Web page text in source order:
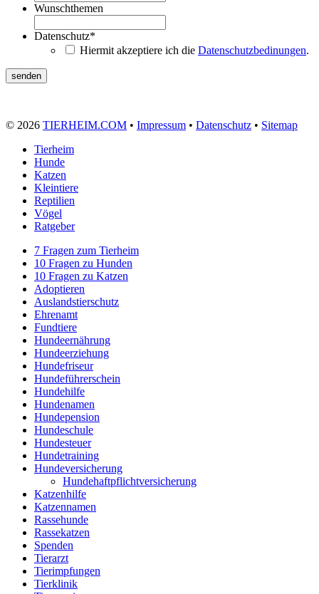
Wunschthemen
Datenschutz*
Hiermit akzeptiere ich die Datenschutzbedinungen.
© 2026 TIERHEIM.COM • Impressum • Datenschutz • Sitemap
Tierheim
Hunde
Katzen
Kleintiere
Reptilien
Vögel
Ratgeber
7 Fragen zum Tierheim
10 Fragen zu Hunden
10 Fragen zu Katzen
Adoptieren
Auslandstierschutz
Ehrenamt
Fundtiere
Hundeernährung
Hundeerziehung
Hundefriseur
Hundeführerschein
Hundehilfe
Hundenamen
Hundepension
Hundeschule
Hundesteuer
Hundetraining
Hundeversicherung
Hundehaftpflichtversicherung
Katzenhilfe
Katzennamen
Rassehunde
Rassekatzen
Spenden
Tierarzt
Tierimpfungen
Tierklinik